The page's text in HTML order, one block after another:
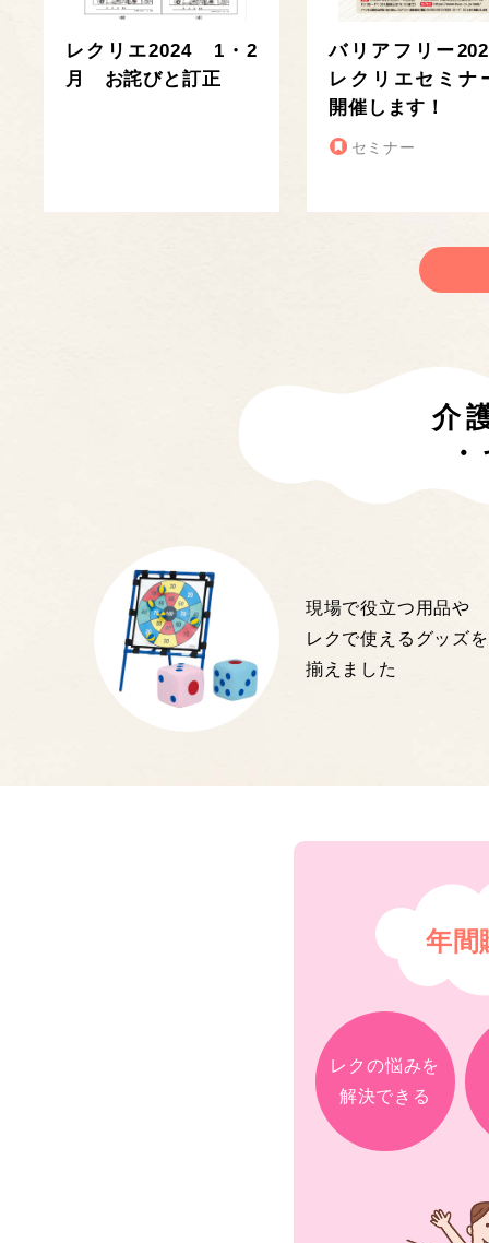
レクリエ2024 1・2
月 お詫びと訂正
バリアフリー
レクリエセミナ
開催します！
セミナー
介
現場で役立つ用品や
レクで使えるグッズを
揃えました
年間
レクの悩みを
解決できる